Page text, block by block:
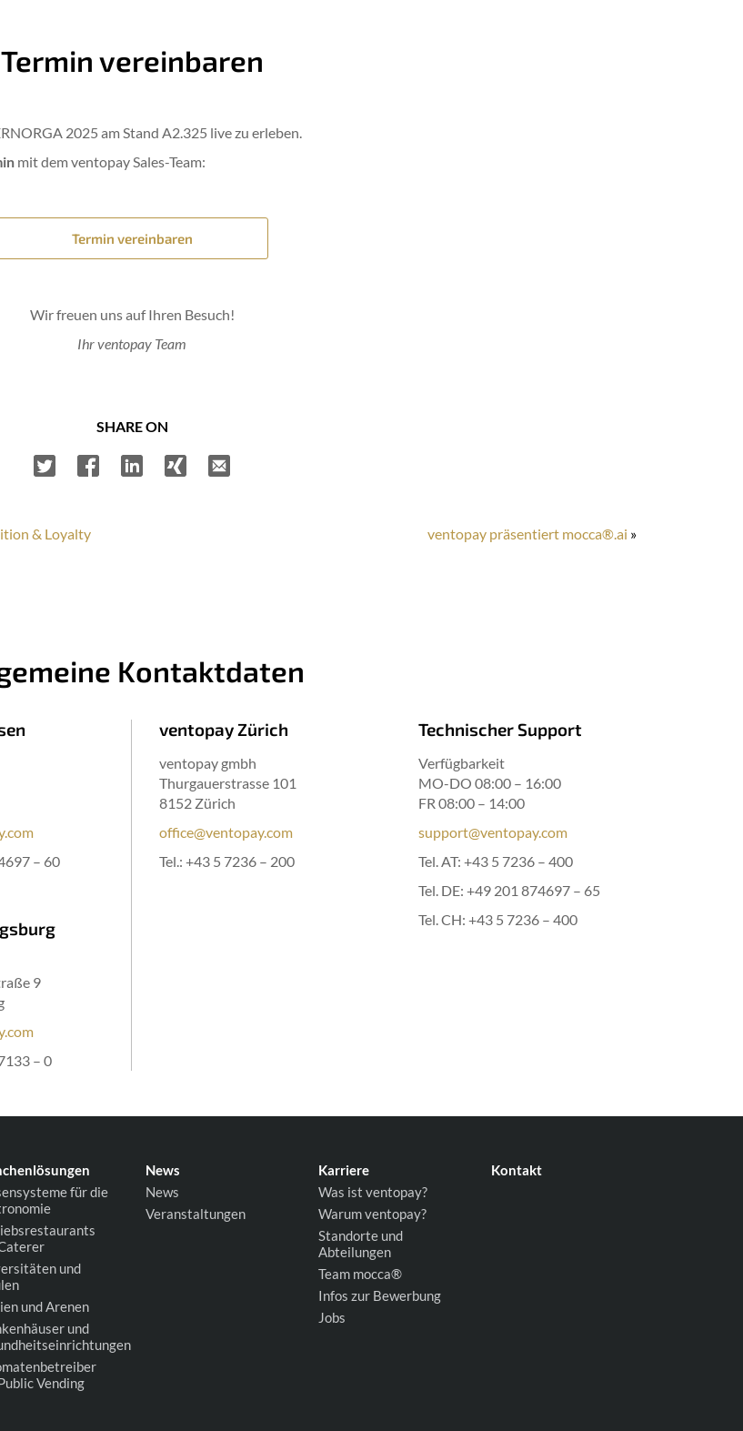
Termin vereinbaren
2025 am Stand A2.325 live zu erleben.
mit dem ventopay Sales-Team:
Termin vereinbaren
Wir freuen uns auf Ihren Besuch!
Ihr ventopay Team
SHARE ON
& Loyalty ventopay präsentiert mocca®.ai »
Kontaktdaten
– 60
9
– 0
ventopay Zürich
ventopay gmbh
Thurgauerstrasse 101
8152 Zürich
office@ventopay.com
Tel.: +43 5 7236 – 200
Technischer Support
Verfügbarkeit
MO-DO 08:00 – 16:00
FR 08:00 – 14:00
support@ventopay.com
Tel. AT: +43 5 7236 – 400
Tel. DE: +49 201 874697 – 65
Tel. CH: +43 5 7236 – 400
für die
und
und Arenen
und
Vending
News
News
Veranstaltungen
Karriere
Was ist ventopay?
Warum ventopay?
Standorte und
Abteilungen
Team mocca®
Infos zur Bewerbung
Jobs
Kontakt